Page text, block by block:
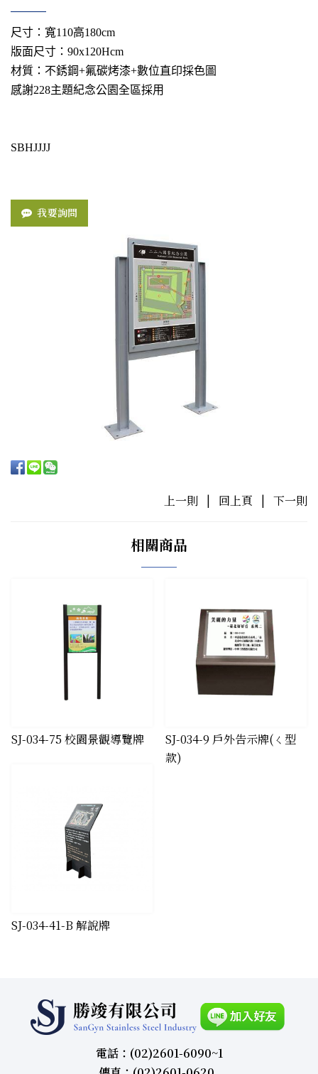
尺寸：寬110高180cm
版面尺寸：90x120Hcm
材質：不銹鋼+氟碳烤漆+數位直印採色圖
感謝228主題紀念公園全區採用
SBHJJJJ
我要詢問
上一則 | 回上頁 | 下一則
相關商品
​SJ-034-75 校園景觀導覽牌
​SJ-034-9 戶外告示牌(ㄑ型
款)
SJ-034-41-B 解說牌
電話：(02)2601-6090~1